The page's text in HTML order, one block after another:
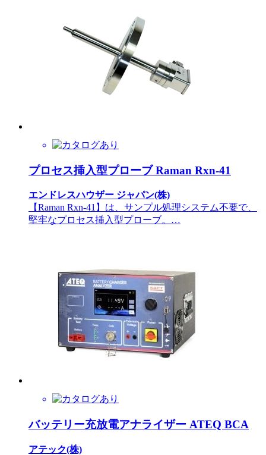
プロセス挿入型プローブ Raman Rxn-41
エンドレスハウザー ジャパン(株)
【Raman Rxn-41】は、サンプル処理システム不要で、
堅牢なプロセス挿入型プローブ。…
バッテリー充放電アナライザー ATEQ BCA
アテック(株)